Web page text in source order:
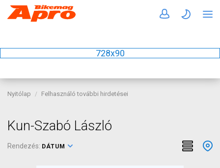
728x90
Nyitólap Felhasználó további hirdetései
Kun-Szabó László
Rendezés: DÁTUM